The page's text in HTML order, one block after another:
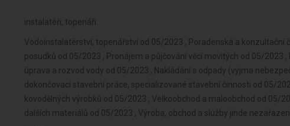
instalatéři, topenáři
Vodoinstalatérství, topenářství od 05/2023 , Poradenská a konzultační
posudků od 05/2023 , Pronájem a půjčování věcí movitých od 05/2023
úprava a rozvod vody od 05/2023 , Nakládání s odpady (vyjma
dokončovací stavební práce, specializované stavební činnosti od 05/
kovodělných výrobků od 05/2023 , Velkoobchod a maloobchod od 05/
dalších materiálů od 05/2023 , Výroba, obchod a služby jinde